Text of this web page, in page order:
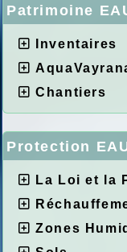
Patrimoine
Inventaires
Chantiers
Protection
La Loi et la
Zones